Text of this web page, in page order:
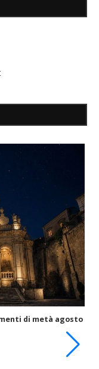
di metà agosto